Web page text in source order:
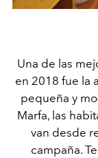
Una de las
en 2018 fue la
pequeña y
Marfa, las
van desde
campaña.